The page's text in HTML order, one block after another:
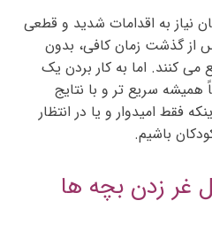
نیاز به اقدامات شدید و قطعی
از گذشت زمان کافی، بدون
می کنند. اما به کار بردن یک
همیشه سریع تر و با نتایج
فقط امیدوار و یا در انتظار
باشیم.
غر زدن بچه ها